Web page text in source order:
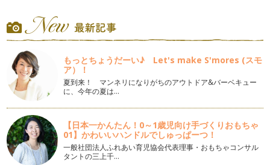
づいてきましたね。クリスマス、お正…
七五三 ママの服装
七五三を迎える季節。お子様の七五三はお済みですか？ これ
から、経験されるママも、経験済みの…
ハロウィンのおもてなし
テーマパークでハロウィンのイベントをしたり、ハロウィン用
のコスチュームを作成したり、変身し…
飛行機マナー お子様と一緒 トイレマナー編
夏休み・・・帰省、旅行などで飛行機を利用する予定はありま
すか？交通手段として飛行機が便利な…
もっとちょうだーい♪ Let's make S'mores (スモ
ア）！
夏到来！ マンネリになりがちのアウトドア&バーベキュー
に、今年の夏は…
【日本一かんたん！0～1歳児向け手づくりおもちゃ
01】かわいいハンドルでしゅっぱーつ！
一般社団法人ふれあい育児協会代表理事・おもちゃコンサル
タントの三上千…